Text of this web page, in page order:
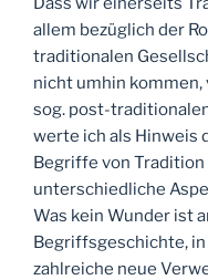
allem bezüglich der
traditionalen
nicht umhin
sog. post-
werte ich als Hinweis
Begriffe von
unterschiedliche
Was kein Wunder ist
Begriffsgeschichte,
zahlreiche neue